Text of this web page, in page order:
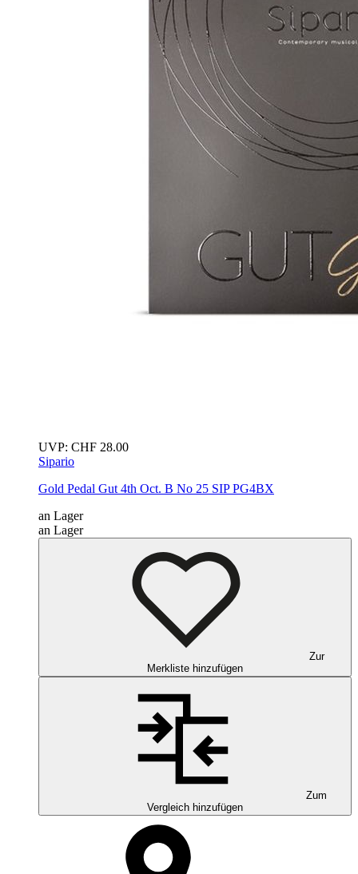
UVP: CHF 28.00
Sipario
Gold Pedal Gut 4th Oct. B No 25 SIP PG4BX
an Lager
an Lager
Zur
Merkliste hinzufügen
Zum
Vergleich hinzufügen